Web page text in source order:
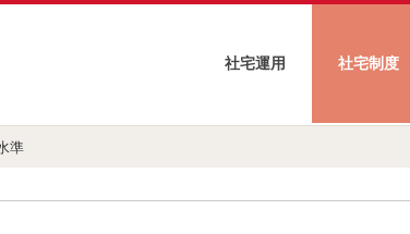
社宅運用 社宅制度
準